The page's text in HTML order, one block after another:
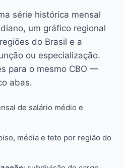
série histórica mensal
um gráfico regional
do Brasil e a
ou especialização.
para o mesmo CBO —
abas.
de salário médio e
média e teto por região do